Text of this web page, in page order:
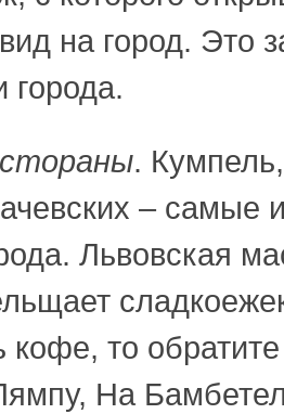
на город. Это
города.
.
– самые
Львовская
кофе, то
На